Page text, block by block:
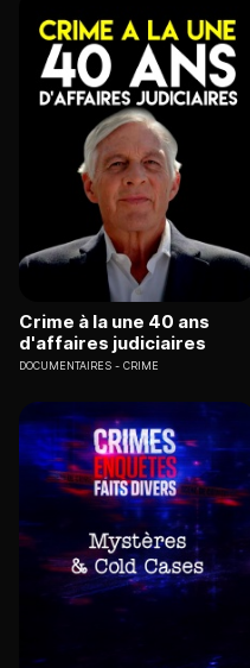
Crime à la une 40 ans
d'affaires judiciaires
DOCUMENTAIRES CRIME